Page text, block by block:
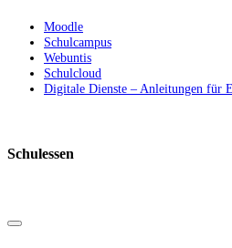
Moodle
Schulcampus
Webuntis
Schulcloud
Digitale Dienste – Anleitungen für
Schulessen